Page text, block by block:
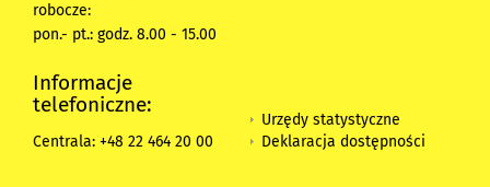
robocze:
pon.- pt.: godz. 8.00 - 15.00
Informacje
telefoniczne:
Centrala: +48 22 464 20 00
Urzędy statystyczne
Deklaracja dostępności